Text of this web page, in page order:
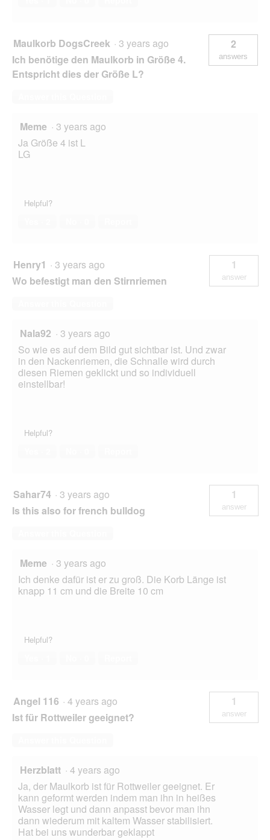
Maulkorb DogsCreek · 3 years ago
Ich benötige den Maulkorb in Größe 4.
Entspricht dies der Größe L?
2
answers
Meme · 3 years ago
Ja Größe 4 ist L
LG
Helpful?
Henry1 · 3 years ago
Wo befestigt man den Stirnriemen
1
answer
Nala92 · 3 years ago
So wie es auf dem Bild gut sichtbar ist. Und zwar
in den Nackenriemen, die Schnalle wird durch
diesen Riemen geklickt und so individuell
einstellbar!
Helpful?
Sahar74 · 3 years ago
Is this also for french bulldog
1
answer
Meme · 3 years ago
Ich denke dafür ist er zu groß. Die Korb Länge ist
knapp 11 cm und die Breite 10 cm
Helpful?
Angel 116 · 4 years ago
Ist für Rottweiler geeignet?
1
answer
Herzblatt · 4 years ago
Ja, der Maulkorb ist für Rottweiler geeignet. Er
kann geformt werden indem man ihn in heißes
Wasser legt und dann anpasst bevor man ihn
dann wiederum mit kaltem Wasser stabilisiert.
Hat bei uns wunderbar geklappt